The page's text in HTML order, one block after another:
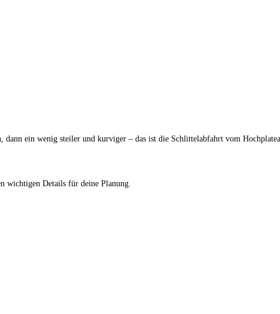
ein wenig steiler und kurviger – das ist die Schlittelabfahrt vom
wichtigen Details für deine Planung.